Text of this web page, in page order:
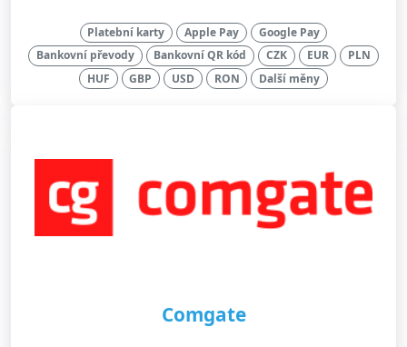
Platební karty Apple Pay
Google Pay
Bankovní převody
Bankovní QR kód CZK EUR
PLN
HUF
GBP USD RON Další měny
Comgate